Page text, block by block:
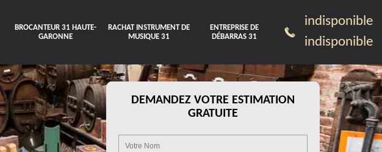
BROCANTEUR 31 HAUTE-
GARONNE
RACHAT INSTRUMENT DE
MUSIQUE 31
ENTREPRISE DE
DÉBARRAS 31
indisponible
indisponible
DEMANDEZ VOTRE ESTIMATION
GRATUITE